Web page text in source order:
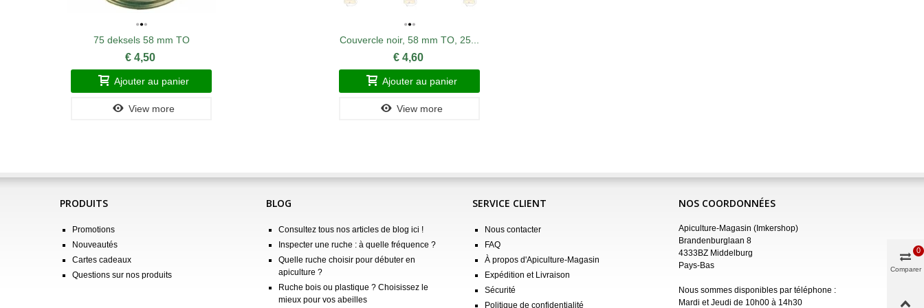
75 deksels 58 mm TO
€ 4,50
Ajouter au panier
View more
Couvercle noir, 58 mm TO, 25...
€ 4,60
Ajouter au panier
View more
PRODUITS
Promotions
Nouveautés
Cartes cadeaux
Questions sur nos produits
BLOG
Consultez tous nos articles de blog ici !
Inspecter une ruche : à quelle fréquence ?
Quelle ruche choisir pour débuter en
apiculture ?
Ruche bois ou plastique ? Choisissez le
mieux pour vos abeilles
SERVICE CLIENT
Nous contacter
FAQ
À propos d'Apiculture-Magasin
Expédition et Livraison
Sécurité
Politique de confidentialité
NOS COORDONNÉES
Apiculture-Magasin (Imkershop)
Brandenburglaan 8
4333BZ Middelburg
Pays-Bas
Nous sommes disponibles par téléphone :
Mardi et Jeudi de 10h00 à 14h30
Comparer
0